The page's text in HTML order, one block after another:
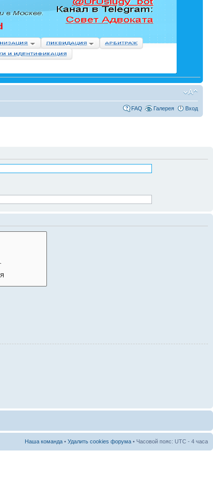
FAQ Галерея Вход
Наша команда • Удалить cookies форума • Часовой пояс: UTC - 4 часа